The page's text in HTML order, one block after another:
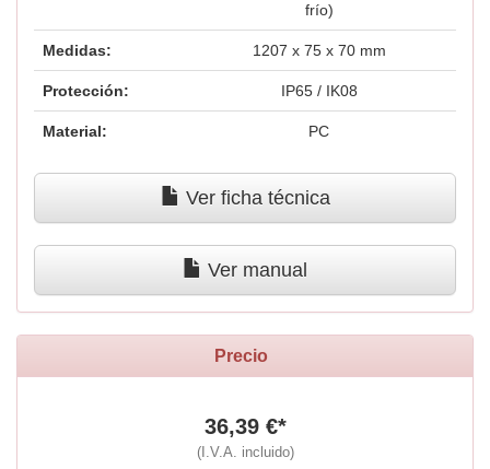
frío)
Medidas: 1207 x 75 x 70 mm
Protección: IP65 / IK08
Material: PC
Ver ficha técnica
Ver manual
Precio
36,39 €*
(I.V.A. incluido)